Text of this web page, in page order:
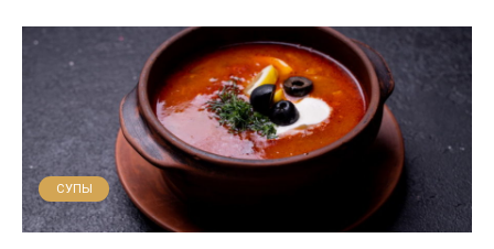
СУПЫ